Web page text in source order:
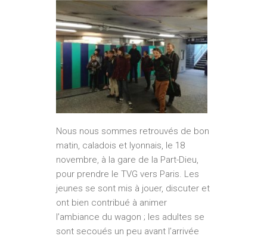
Nous nous sommes retrouvés de bon
matin, caladois et lyonnais, le 18
novembre, à la gare de la Part-Dieu,
pour prendre le TVG vers Paris. Les
jeunes se sont mis à jouer, discuter et
ont bien contribué à animer
l’ambiance du wagon ; les adultes se
sont secoués un peu avant l’arrivée